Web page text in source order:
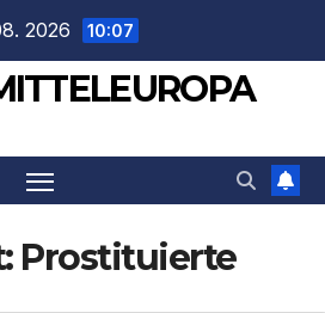
2026 10:07
Prostituierte